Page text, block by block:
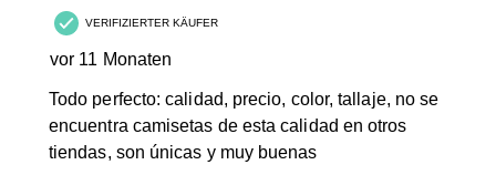
VERIFIZIERTER KÄUFER
vor 11 Monaten
Todo perfecto: calidad, precio, color, tallaje, no se
encuentra camisetas de esta calidad en otros
tiendas, son únicas y muy buenas